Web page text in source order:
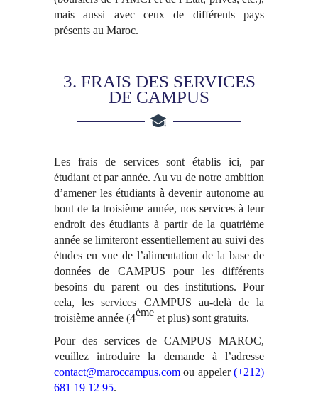
mais aussi avec ceux de différents pays
présents au Maroc.
3. FRAIS DES SERVICES
DE CAMPUS
Les frais de services sont établis ici, par
étudiant et par année. Au vu de notre ambition
d’amener les étudiants à devenir autonome au
bout de la troisième année, nos services à leur
endroit des étudiants à partir de la quatrième
année se limiteront essentiellement au suivi des
études en vue de l’alimentation de la base de
données de CAMPUS pour les différents
besoins du parent ou des institutions. Pour
cela, les services CAMPUS au-delà de la
troisième année (4ème et plus) sont gratuits.
Pour des services de CAMPUS MAROC,
veuillez introduire la demande à l’adresse
contact@maroccampus.com ou appeler(+212)
681 19 12 95.